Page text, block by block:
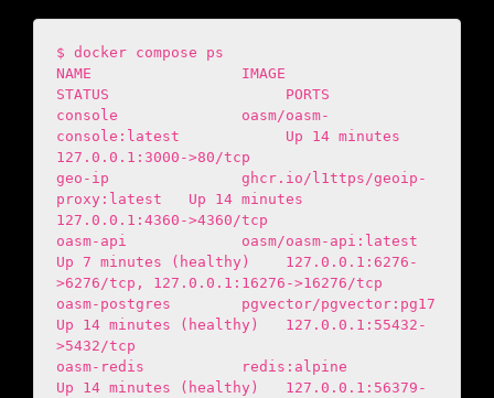
$ docker compose ps
NAME                 IMAGE
STATUS                    PORTS
console              oasm/oasm-
console:latest            Up 14 minutes
127.0.0.1:3000->80/tcp
geo-ip               ghcr.io/l1ttps/geoip-
proxy:latest   Up 14 minutes
127.0.0.1:4360->4360/tcp
oasm-api             oasm/oasm-api:latest
Up 7 minutes (healthy)    127.0.0.1:6276-
>6276/tcp, 127.0.0.1:16276->16276/tcp
oasm-postgres        pgvector/pgvector:pg17
Up 14 minutes (healthy)   127.0.0.1:55432-
>5432/tcp
oasm-redis           redis:alpine
Up 14 minutes (healthy)   127.0.0.1:56379-